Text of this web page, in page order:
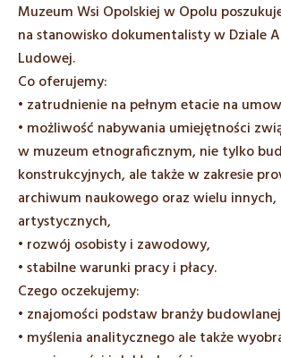
Muzeum Wsi Opolskiej w Opolu
na stanowisko dokumentalisty w Dziale
Ludowej.
Co oferujemy:
• zatrudnienie na pełnym etacie na
• możliwość nabywania umiejętności
w muzeum etnograficznym, nie tylko
konstrukcyjnych, ale także w zakresie
archiwum naukowego oraz wielu
artystycznych,
• rozwój osobisty i zawodowy,
• stabilne warunki pracy i płacy.
Czego oczekujemy:
• znajomości podstaw branży
• myślenia analitycznego ale także